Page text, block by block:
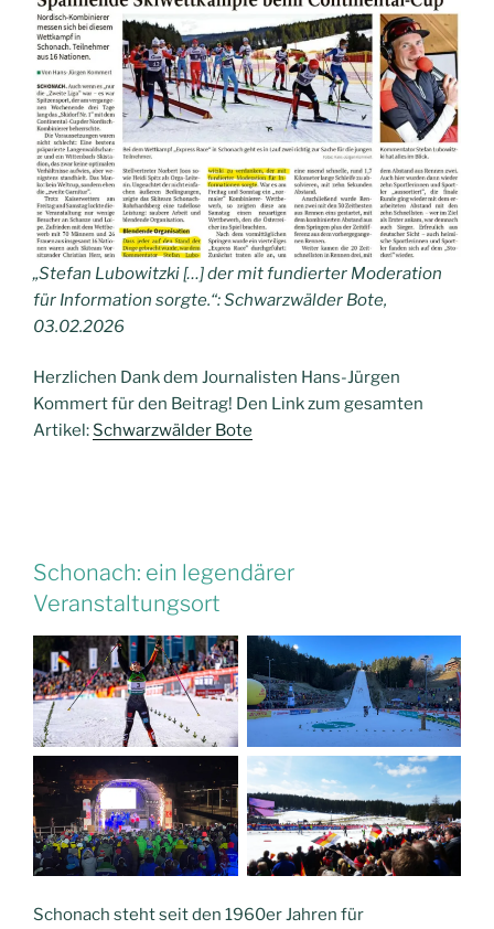
„Stefan Lubowitzki […] der mit fundierter Moderation
für Information sorgte.“: Schwarzwälder Bote,
03.02.2026
Herzlichen Dank dem Journalisten Hans-Jürgen
Kommert für den Beitrag! Den Link zum gesamten
Artikel: Schwarzwälder Bote
Schonach: ein legendärer
Veranstaltungsort
Schonach steht seit den 1960er Jahren für